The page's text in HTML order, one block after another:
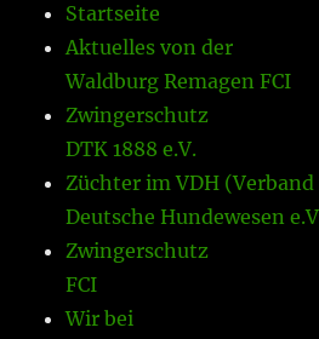
Startseite
Aktuelles von der
Waldburg Remagen FCI
Zwingerschutz
DTK 1888 e.V.
Züchter im VDH (Verband
Deutsche Hundewesen
Zwingerschutz
FCI
Wir bei